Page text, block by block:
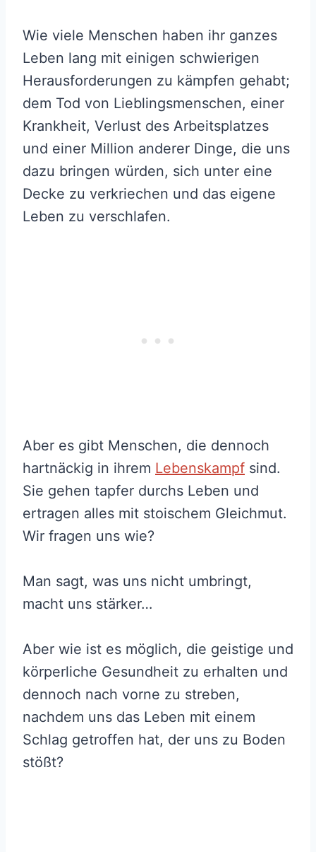
Wie viele Menschen haben ihr ganzes
Leben lang mit einigen schwierigen
Herausforderungen zu kämpfen gehabt;
dem Tod von Lieblingsmenschen, einer
Krankheit, Verlust des Arbeitsplatzes
und einer Million anderer Dinge, die uns
dazu bringen würden, sich unter eine
Decke zu verkriechen und das eigene
Leben zu verschlafen.
Aber es gibt Menschen, die dennoch
hartnäckig in ihrem Lebenskampf sind.
Sie gehen tapfer durchs Leben und
ertragen alles mit stoischem Gleichmut.
Wir fragen uns wie?
Man sagt, was uns nicht umbringt,
macht uns stärker…
Aber wie ist es möglich, die geistige und
körperliche Gesundheit zu erhalten und
dennoch nach vorne zu streben,
nachdem uns das Leben mit einem
Schlag getroffen hat, der uns zu Boden
stößt?